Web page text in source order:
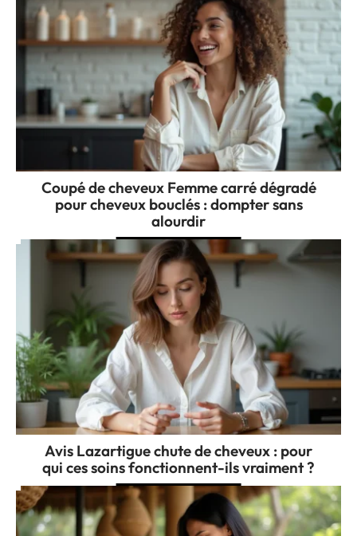
Coupé de cheveux Femme carré dégradé
pour cheveux bouclés : dompter sans
alourdir
Avis Lazartigue chute de cheveux : pour
qui ces soins fonctionnent-ils vraiment ?